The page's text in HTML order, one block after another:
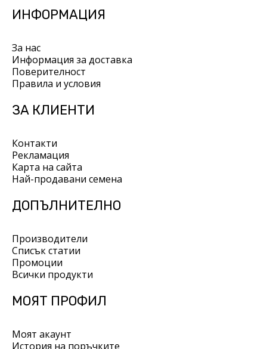
ИНФОРМАЦИЯ
За нас
Информация за доставка
Поверителност
Правила и условия
ЗА КЛИЕНТИ
Контакти
Рекламация
Карта на сайта
Най-продавани семена
ДОПЪЛНИТЕЛНО
Производители
Списък статии
Промоции
Всички продукти
МОЯТ ПРОФИЛ
Моят акаунт
История на поръчките